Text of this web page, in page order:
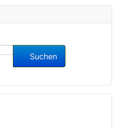
Suchen